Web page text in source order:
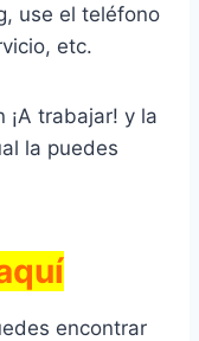
use el teléfono
etc.
¡A trabajar! y la
la puedes
encontrar